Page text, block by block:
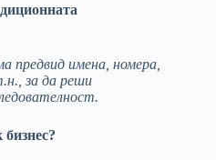
предвид имена, номера,
за да реши